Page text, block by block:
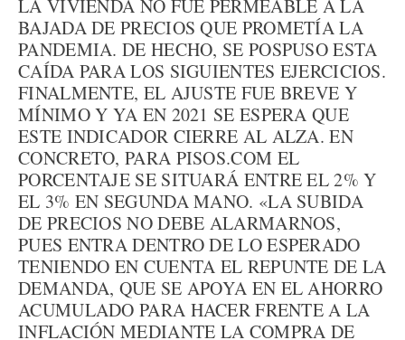
LA VIVIENDA NO FUE PERMEABLE A LA
BAJADA DE PRECIOS QUE PROMETÍA LA
PANDEMIA. DE HECHO, SE POSPUSO ESTA
CAÍDA PARA LOS SIGUIENTES EJERCICIOS.
FINALMENTE, EL AJUSTE FUE BREVE Y
MÍNIMO Y YA EN 2021 SE ESPERA QUE
ESTE INDICADOR CIERRE AL ALZA. EN
CONCRETO, PARA PISOS.COM EL
PORCENTAJE SE SITUARÁ ENTRE EL 2% Y
EL 3% EN SEGUNDA MANO. «LA SUBIDA
DE PRECIOS NO DEBE ALARMARNOS,
PUES ENTRA DENTRO DE LO ESPERADO
TENIENDO EN CUENTA EL REPUNTE DE LA
DEMANDA, QUE SE APOYA EN EL AHORRO
ACUMULADO PARA HACER FRENTE A LA
INFLACIÓN MEDIANTE LA COMPRA DE